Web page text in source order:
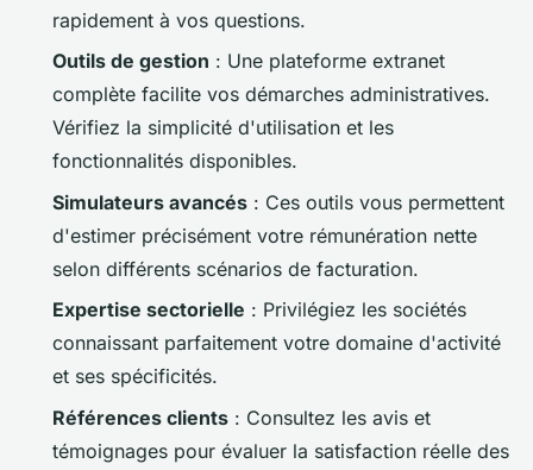
rapidement à vos questions.
Outils de gestion : Une plateforme extranet
complète facilite vos démarches administratives.
Vérifiez la simplicité d'utilisation et les
fonctionnalités disponibles.
Simulateurs avancés : Ces outils vous permettent
d'estimer précisément votre rémunération nette
selon différents scénarios de facturation.
Expertise sectorielle : Privilégiez les sociétés
connaissant parfaitement votre domaine d'activité
et ses spécificités.
Références clients : Consultez les avis et
témoignages pour évaluer la satisfaction réelle des